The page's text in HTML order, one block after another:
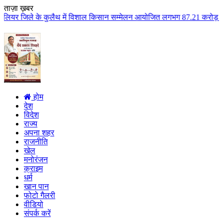
ताज़ा ख़बर
किसान सम्मेलन आयोजित लगभग 87.21 करोड़ लागत के 41 विकास
होम
देश
विदेश
राज्य
अपना शहर
राजनीति
खेल
मनोरंजन
क्राइम
धर्म
खान पान
फोटो गैलरी
वीडियो
संपर्क करें